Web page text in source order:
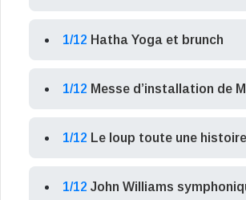
1/12 Hatha Yoga et brunch
1/12 Messe d’installation de
1/12 Le loup toute une
1/12 John Williams